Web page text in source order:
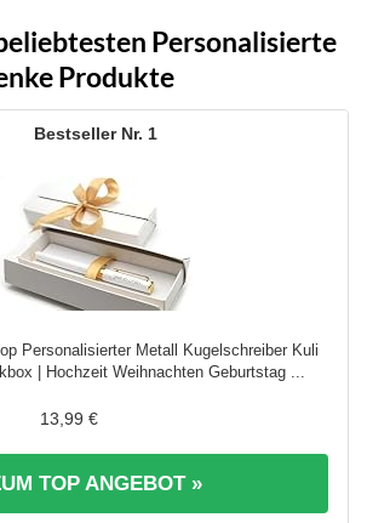
Personalisierte
Produkte
1
Personalisierter Metall Kugelschreiber Kuli
| Hochzeit Weihnachten Geburtstag ...
13,99 €
TOP ANGEBOT »